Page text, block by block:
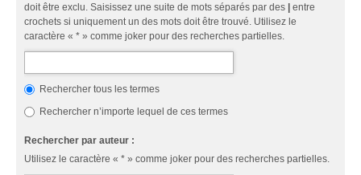
doit être exclu. Saisissez une suite de mots séparés par des
entre
crochets si uniquement un des mots doit être trouvé. Utilisez le
caractère « * » comme joker pour des recherches partielles.
Rechercher tous les termes
Rechercher n’importe lequel de ces termes
Rechercher par auteur :
Utilisez le caractère « * » comme joker pour des recherches partielles.